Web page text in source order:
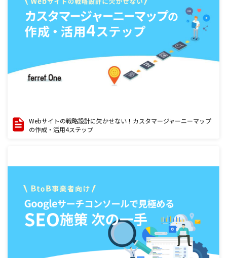
Webサイトの戦略設計に欠かせない！カスタマージャーニーマップ
の作成・活用4ステップ